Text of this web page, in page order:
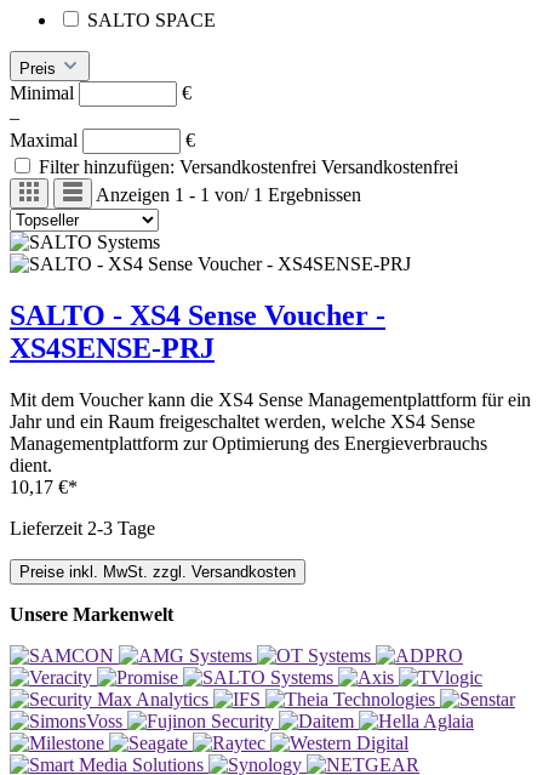
SALTO SPACE
Preis
Minimal
€
–
Maximal
€
Filter hinzufügen: Versandkostenfrei Versandkostenfrei
Anzeigen 1 - 1 von/1 Ergebnissen
SALTO - XS4 Sense Voucher -
XS4SENSE-PRJ
Mit dem Voucher kann die XS4 Sense Managementplattform für ein
Jahr und ein Raum freigeschaltet werden, welche XS4 Sense
Managementplattform zur Optimierung des Energieverbrauchs
dient.
10,17 €*
Lieferzeit 2-3 Tage
Preise inkl. MwSt. zzgl. Versandkosten
Unsere Markenwelt